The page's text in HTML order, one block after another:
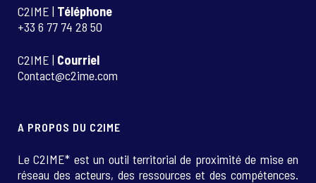
C2IME | Téléphone
+33 6 77 74 28 50
C2IME | Courriel
Contact@c2ime.com
A PROPOS DU C2IME
Le C2IME* est un outil territorial de proximité de mise en
réseau des acteurs, des ressources et des compétences.